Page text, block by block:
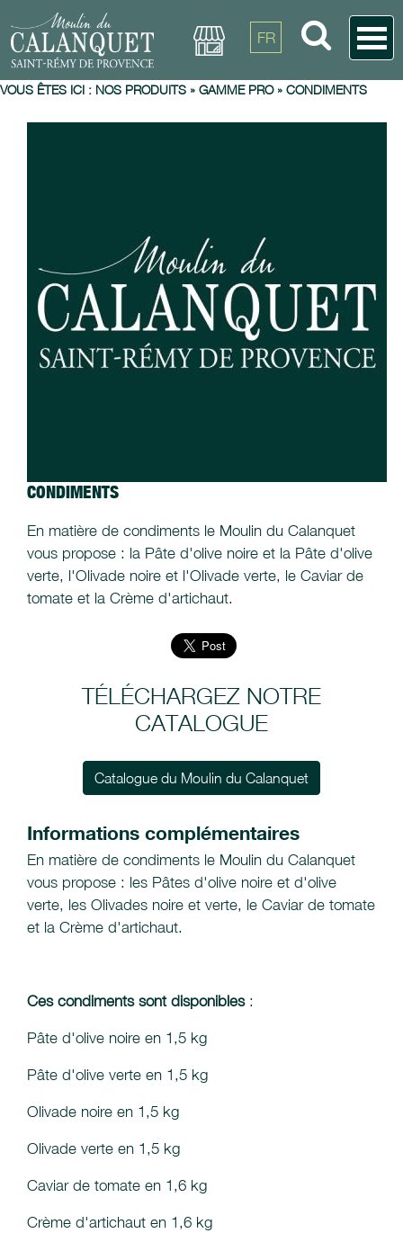
FR
VOUS ÊTES ICI : NOS PRODUITS » GAMME PRO» CONDIMENTS
CONDIMENTS
En matière de condiments le Moulin du Calanquet
vous propose : la Pâte d'olive noire et la Pâte d'olive
verte, l'Olivade noire et l'Olivade verte, le Caviar de
tomate et la Crème d'artichaut.
TÉLÉCHARGEZ NOTRE
CATALOGUE
Catalogue du Moulin du Calanquet
Informations complémentaires
En matière de condiments le Moulin du Calanquet
vous propose : les Pâtes d'olive noire et d'olive
verte, les Olivades noire et verte, le Caviar de tomate
et la Crème d'artichaut.
Ces condiments sont disponibles:
Pâte d'olive noire en 1,5 kg
Pâte d'olive verte en 1,5 kg
Olivade noire en 1,5 kg
Olivade verte en 1,5 kg
Caviar de tomate en 1,6 kg
Crème d'artichaut en 1,6 kg